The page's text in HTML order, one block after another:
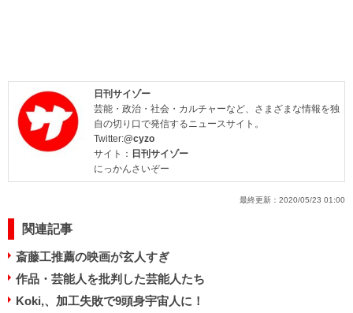
日刊サイゾー
芸能・政治・社会・カルチャーなど、さまざまな情報を独
自の切り口で発信するニュースサイト。
Twitter:@cyzo
サイト： 日刊サイゾー
にっかんさいぞー
最終更新： 2020/05/23 01:00
関連記事
斎藤工推薦の映画が玄人すぎ
作品・芸能人を批判した芸能人たち
Koki,、加工失敗で9頭身宇宙人に！